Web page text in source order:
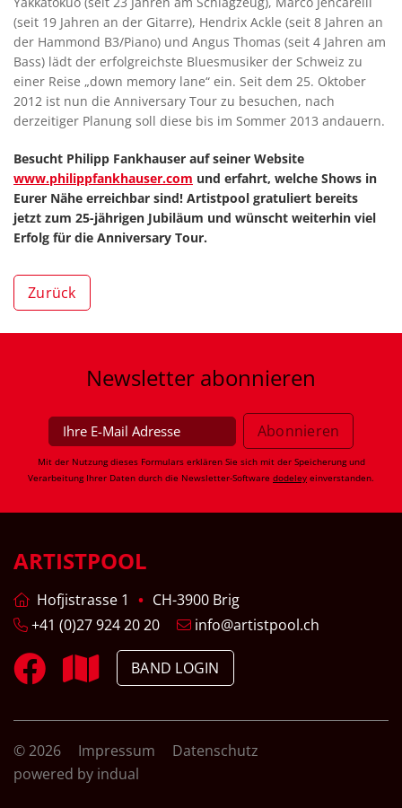
(seit 19 Jahren an der Gitarre), Hendrix Ackle (seit 8 Jahren an
der Hammond B3/Piano) und Angus Thomas (seit 4 Jahren am
Bass) lädt der erfolgreichste Bluesmusiker der Schweiz zu
einer Reise „down memory lane“ ein. Seit dem 25. Oktober
2012 ist nun die Anniversary Tour zu besuchen, nach
derzeitiger Planung soll diese bis im Sommer 2013 andauern.
Besucht Philipp Fankhauser auf seiner Website
www.philippfankhauser.com und erfahrt, welche Shows in
Eurer Nähe erreichbar sind! Artistpool gratuliert bereits
jetzt zum 25-jährigen Jubiläum und wünscht weiterhin viel
Erfolg für die Anniversary Tour.
Zurück
Newsletter abonnieren
Mit der Nutzung dieses Formulars erklären Sie sich mit der Speicherung und
Verarbeitung Ihrer Daten durch die Newsletter-Software dodeley einverstanden.
ARTISTPOOL
Hofjistrasse 1
CH-3900 Brig
+41 (0)27 924 20 20
info@artistpool.ch
BAND LOGIN
© 2026 Impressum
Datenschutz
powered by indual